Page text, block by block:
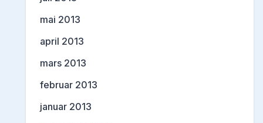
mai 2013
april 2013
mars 2013
februar 2013
januar 2013